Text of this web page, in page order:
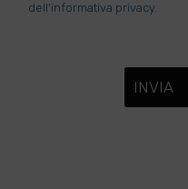
dell'informativa privacy.
INVIA